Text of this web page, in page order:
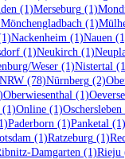
(1)Merseburg (1)
Mönchengladbach (1)
Nackenheim (1)Nauen
(1)Neukirch (1)
Weser (1)Nistertal
NRW (78)Nürnberg (2)
Oberwiesenthal (1)
(1)Online (1)Oschersleben
Paderborn (1)Panketal (1)
(1)Ratzeburg (1)
Damgarten (1)Rieju